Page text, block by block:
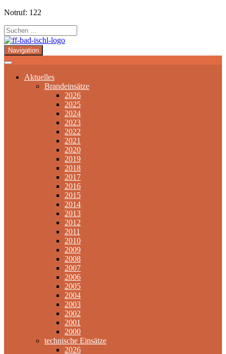
Notruf: 122
Navigation
Aktuelles
Brandeinsätze
2026
2025
2024
2023
2022
2021
2020
2019
2018
2017
2016
2015
2014
2013
2012
2011
2010
2009
2008
2007
2006
2005
2004
2003
2002
2001
2000
technische Einsätze
2026